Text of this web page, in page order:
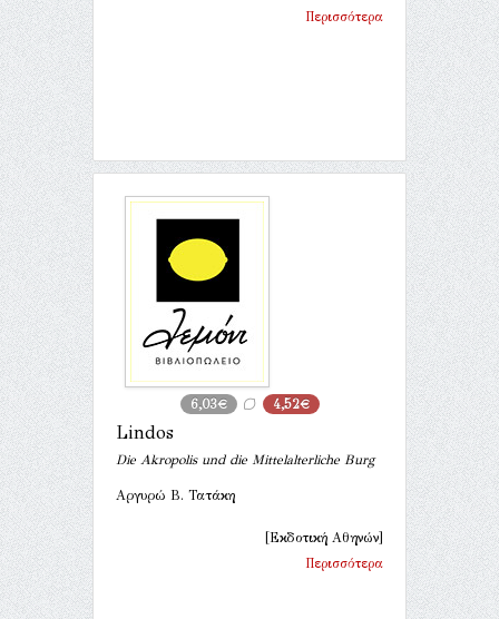
Περισσότερα
6,03€ 4,52€
Lindos
Die Akropolis und die Mittelalterliche Burg
Αργυρώ Β. Τατάκη
[Εκδοτική Αθηνών]
Περισσότερα